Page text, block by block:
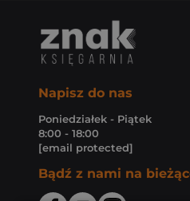
Napisz do nas
Poniedziałek - Piątek
8:00 - 18:00
[email protected]
Bądź z nami na